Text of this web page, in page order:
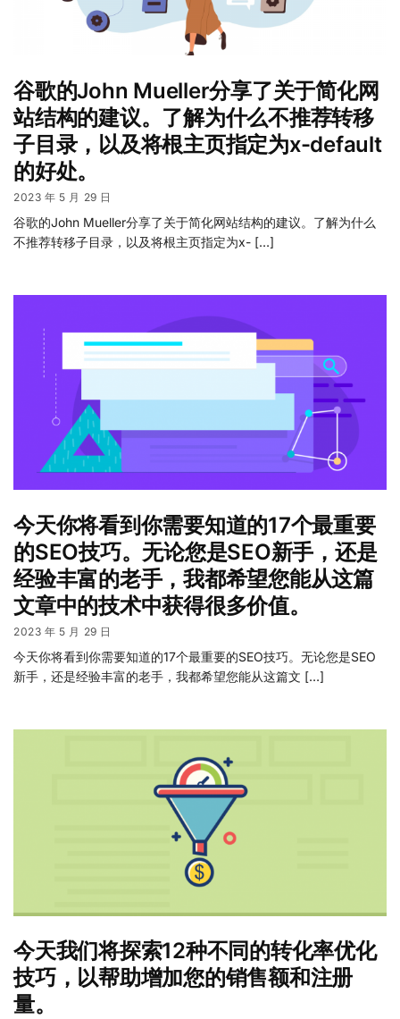
谷歌的John Mueller分享了关于简化网
站结构的建议。了解为什么不推荐转移
子目录，以及将根主页指定为x-default
的好处。
2023 年 5 月 29 日
谷歌的John Mueller分享了关于简化网站结构的建议。了解为什么
不推荐转移子目录，以及将根主页指定为x- […]
今天你将看到你需要知道的17个最重要
的SEO技巧。无论您是SEO新手，还是
经验丰富的老手，我都希望您能从这篇
文章中的技术中获得很多价值。
2023 年 5 月 29 日
今天你将看到你需要知道的17个最重要的SEO技巧。无论您是SEO
新手，还是经验丰富的老手，我都希望您能从这篇文 […]
今天我们将探索12种不同的转化率优化
技巧，以帮助增加您的销售额和注册
量。